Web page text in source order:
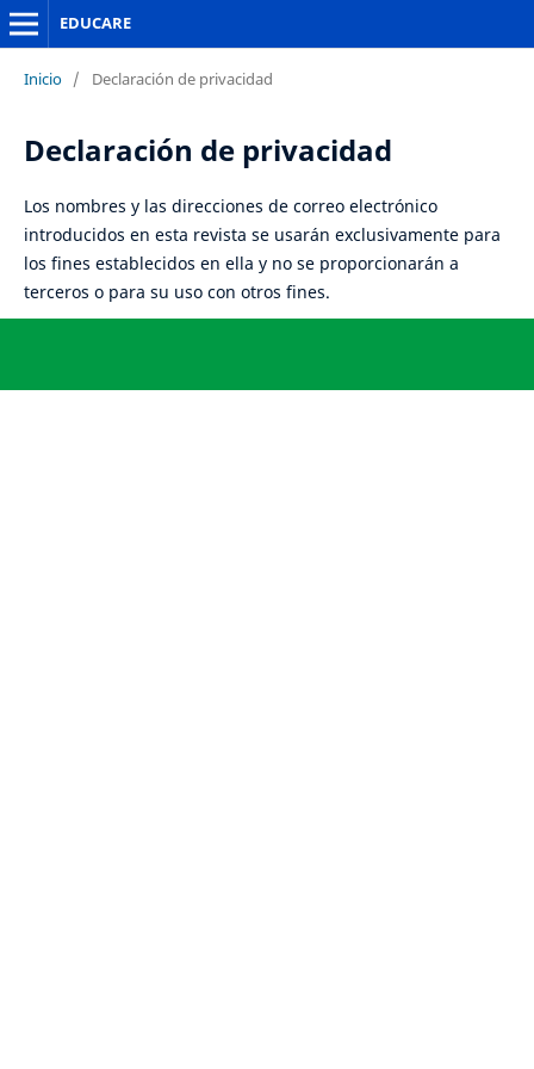
EDUCARE
Inicio / Declaración de privacidad
Declaración de privacidad
Los nombres y las direcciones de correo electrónico
introducidos en esta revista se usarán exclusivamente para
los fines establecidos en ella y no se proporcionarán a
terceros o para su uso con otros fines.